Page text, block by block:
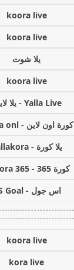
koora live
koora live
يلا شوت
koora live
Yalla Live - يلا لايف
كورة اون لاين - koora onl
يلا كورة - yallakora
كورة 365 - kooora 365
اس جول - AS Goal
koora live
kora live